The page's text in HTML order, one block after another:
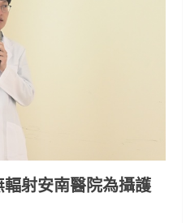
輻射安南醫院為攝護